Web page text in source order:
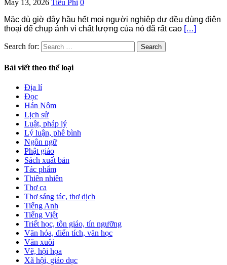
May 13, 2026 Tiểu Phi 0
Mặc dù giờ đây hầu hết mọi người nghiệp dư đều dùng điện
thoại để chụp ảnh vì chất lượng của nó đã rất cao […]
Search for:
Bài viết theo thể loại
Địa lí
Đọc
Hán Nôm
Lịch sử
Luật, pháp lý
Lý luận, phê bình
Ngôn ngữ
Phật giáo
Sách xuất bản
Tác phẩm
Thiên nhiên
Thơ ca
Thơ sáng tác, thơ dịch
Tiếng Anh
Tiếng Việt
Triết học, tôn giáo, tín ngưỡng
Văn hóa, điển tích, văn học
Văn xuôi
Vẽ, hội họa
Xã hội, giáo dục